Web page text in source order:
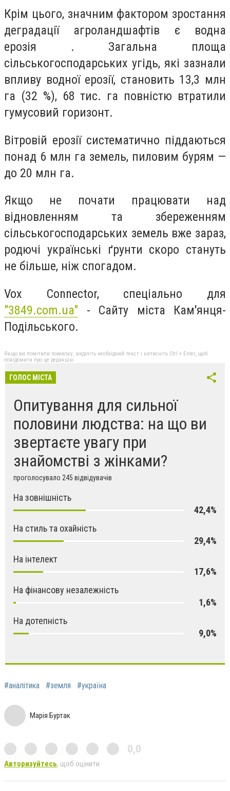
Крім цього, значним фактором зростання
деградації агроландшафтів є водна
ерозія . Загальна площа
сільськогосподарських угідь, які зазнали
впливу водної ерозії, становить 13,3 млн
га (32 %), 68 тис. га повністю втратили
гумусовий горизонт.
Вітровій ерозії систематично піддаються
понад 6 млн га земель, пиловим бурям —
до 20 млн га.
Якщо не почати працювати над
відновленням та збереженням
сільськогосподарських земель вже зараз,
родючі українські ґрунти скоро стануть
не більше, ніж спогадом.
Vox Connector, спеціально для
"3849.com.ua" - Сайту міста Кам'янця-
Подільського.
Якщо ви помітили помилку, виділіть необхідний текст і натисніть Ctrl + Enter, щоб
повідомити про це редакцію
ГОЛОС МІСТА
Опитування для сильної
половини людства: на що ви
звертаєте увагу при
знайомстві з жінками?
проголосувало 245 відвідувачів
На зовнішність
42,4%
На стиль та охайність
29,4%
На інтелект
17,6%
На фінансову незалежність
1,6%
На дотепність
9,0%
#аналітика #земля #україна
Марія Буртак
0,0
Авторизуйтесь, щоб оцінити